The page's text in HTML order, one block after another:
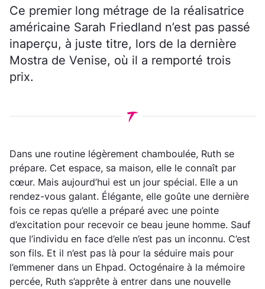
Ce premier long métrage de la réalisatrice
américaine Sarah Friedland n’est pas passé
inaperçu, à juste titre, lors de la dernière
Mostra de Venise, où il a remporté trois
prix.
Dans une routine légèrement chamboulée, Ruth se
prépare. Cet espace, sa maison, elle le connaît par
cœur. Mais aujourd’hui est un jour spécial. Elle a un
rendez-vous galant. Élégante, elle goûte une dernière
fois ce repas qu’elle a préparé avec une pointe
d’excitation pour recevoir ce beau jeune homme. Sauf
que l’individu en face d’elle n’est pas un inconnu. C’est
son fils. Et il n’est pas là pour la séduire mais pour
l’emmener dans un Ehpad. Octogénaire à la mémoire
percée, Ruth s’apprête à entrer dans une nouvelle